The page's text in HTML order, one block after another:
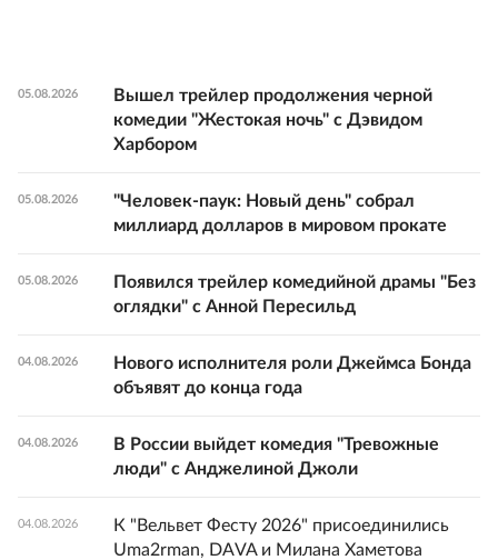
05.08.2026
Вышел трейлер продолжения черной
комедии "Жестокая ночь" с Дэвидом
Харбором
05.08.2026
"Человек-паук: Новый день" собрал
миллиард долларов в мировом прокате
05.08.2026
Появился трейлер комедийной драмы "Без
оглядки" с Анной Пересильд
04.08.2026
Нового исполнителя роли Джеймса Бонда
объявят до конца года
04.08.2026
В России выйдет комедия "Тревожные
люди" с Анджелиной Джоли
04.08.2026
К "Вельвет Фесту 2026" присоединились
Uma2rman, DAVA и Милана Хаметова